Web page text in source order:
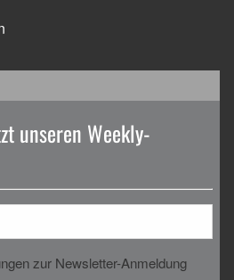
unseren Weekly-
zur Newsletter-Anmeldung